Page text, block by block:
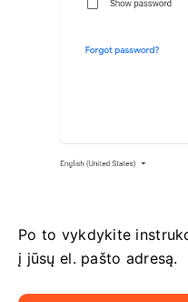
Po to vykdykite
į jūsų el. pašto adresą.